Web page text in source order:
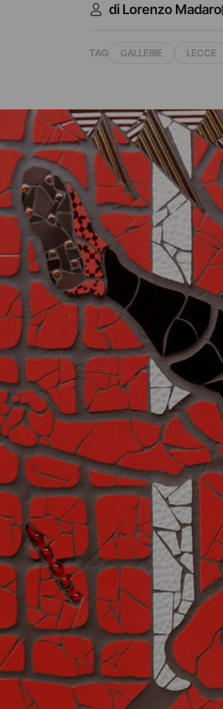
di Lorenzo Madaro
TAG GALLERIE LECCE